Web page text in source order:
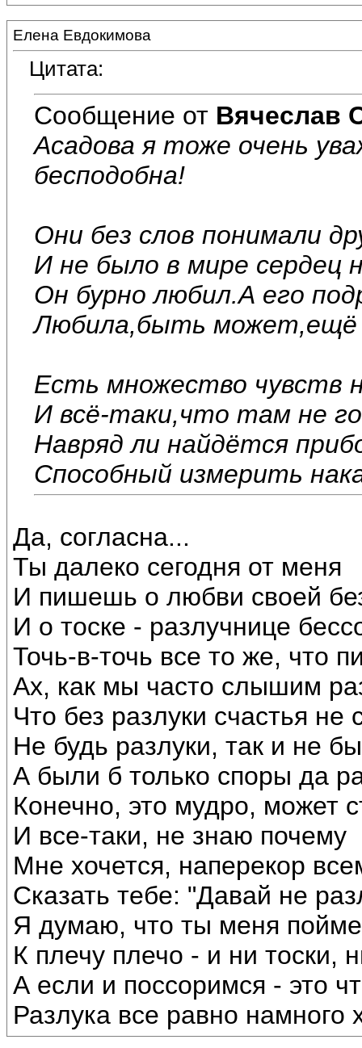
Елена Евдокимова
Цитата:
Сообщение от Вячеслав
Асадова я тоже очень
бесподобна!
Они без слов понимали
И не было в мире сердец
Он бурно любил.А его
Любила,быть может,ещё
Есть множество чувств
И всё-таки,что там не
Навряд ли найдётся
Способный измерить
Да, согласна...
Ты далеко сегодня от меня
И пишешь о любви своей
И о тоске - разлучнице
Точь-в-точь все то же, что
Ах, как мы часто слышим
Что без разлуки счастья не
Не будь разлуки, так и не
А были б только споры да
Конечно, это мудро, может
И все-таки, не знаю почему
Мне хочется, наперекор
Сказать тебе: "Давай не
Я думаю, что ты меня
К плечу плечо - и ни тоски,
А если и поссоримся - это
Разлука все равно намного